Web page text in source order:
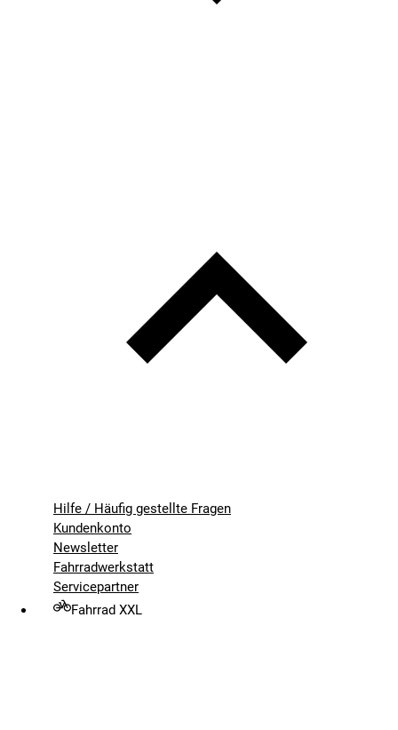
Hilfe / Häufig gestellte Fragen
Kundenkonto
Newsletter
Fahrradwerkstatt
Servicepartner
Fahrrad XXL